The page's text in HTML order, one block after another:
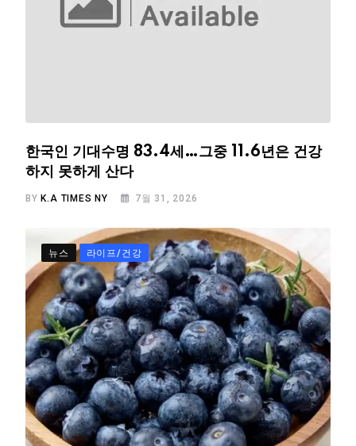
한국인 기대수명 83.4세…그중 11.6년은 건강
하지 못하게 산다
BY K.A TIMES NY 7월 31, 2026
뉴스 라이프/건강